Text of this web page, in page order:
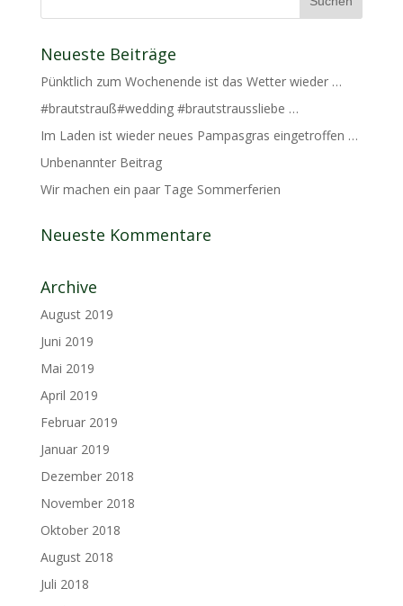
Neueste Beiträge
Pünktlich zum Wochenende ist das Wetter wieder …
#brautstrauß#wedding #brautstraussliebe …
Im Laden ist wieder neues Pampasgras eingetroffen …
Unbenannter Beitrag
Wir machen ein paar Tage Sommerferien
Neueste Kommentare
Archive
August 2019
Juni 2019
Mai 2019
April 2019
Februar 2019
Januar 2019
Dezember 2018
November 2018
Oktober 2018
August 2018
Juli 2018